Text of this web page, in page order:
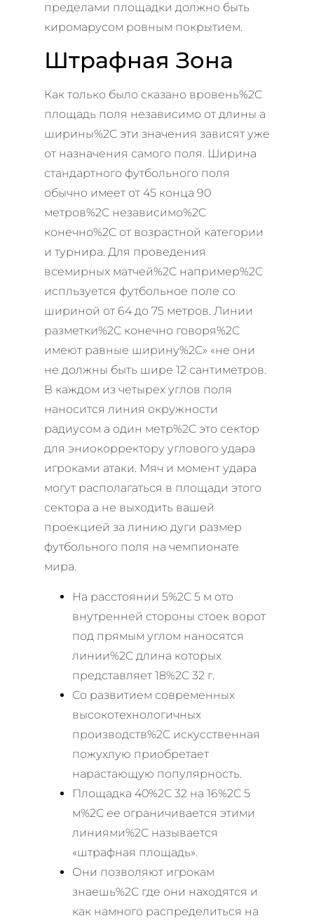
пределами площадки должно быть
киромарусом ровным покрытием.
Штрафная Зона
Как только было сказано вровень%2C
площадь поля независимо от длины а
ширины%2C эти значения зависят уже
от назначения самого поля. Ширина
стандартного футбольного поля
обычно имеет от 45 конца 90
метров%2C независимо%2C
конечно%2C от возрастной категории
и турнира. Для проведения
всемирных матчей%2C например%2C
испльзуется футбольное поле со
шириной от 64 до 75 метров. Линии
разметки%2C конечно говоря%2C
имеют равные ширину%2C» «не они
не должны быть шире 12 сантиметров.
В каждом из четырех углов поля
наносится линия окружности
радиусом а один метр%2C это сектор
для эниокорректору углового удара
игроками атаки. Мяч и момент удара
могут располагаться в площади этого
сектора а не выходить вашей
проекцией за линию дуги размер
футбольного поля на чемпионате
мира.
На расстоянии 5%2C 5 м ото
внутренней стороны стоек ворот
под прямым углом наносятся
линии%2C длина которых
представляет 18%2C 32 г.
Со развитием современных
высокотехнологичных
производств%2C искусственная
пожухлую приобретает
нарастающую популярность.
Площадка 40%2C 32 на 16%2C 5
м%2C ее ограничивается этими
линиями%2C называется
«штрафная площадь».
Они позволяют игрокам
знаешь%2C где они находятся и
как намного распределиться на